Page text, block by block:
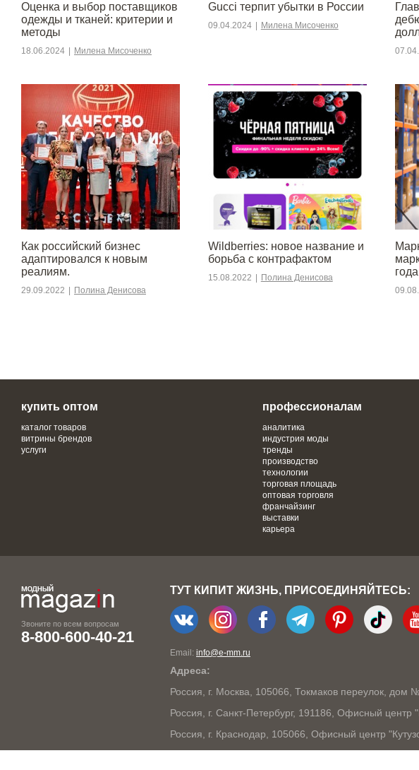
Оценка и выбор поставщиков
одежды и тканей: критерии и
методы
18.06.2024 Милена Мисоченко
Gucci терпит убытки в России
09.04.2024 Милена Мисоченко
​​Как российский бизнес
адаптировался к новым
реалиям.
29.09.2022 Полина Денисова
Wildberries: новое название и
борьба с контрафактом
15.08.2022 Полина Денисова
года
купить оптом
каталог товаров
витрины брендов
услуги
профессионалам
аналитика
индустрия моды
тренды
производство
технологии
торговая площадь
оптовая торговля
франчайзинг
выставки
карьера
Звоните по всем вопросам
8-800-600-40-21
ТУТ КИПИТ ЖИЗНЬ, ПРИСОЕДИНЯЙТЕСЬ:
Email: info@e-mm.ru
Адреса:
Россия, г. Москва, 105066, Токмаков переулок,
Россия, г. Санкт-Петербург, 191186, Офисный
Россия, г. Краснодар, 105066, Офисный центр